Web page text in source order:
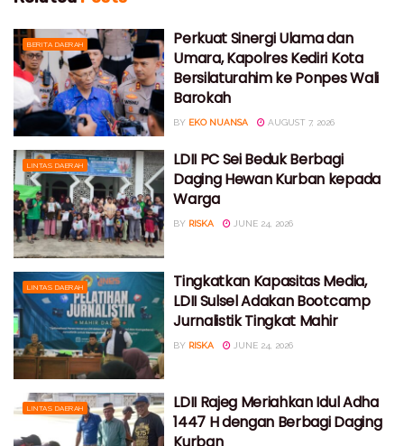
BERITA DAERAH
Perkuat Sinergi Ulama dan
Umara, Kapolres Kediri Kota
Bersilaturahim ke Ponpes Wali
Barokah
BY EKO NUANSA AUGUST 7, 2026
LINTAS DAERAH
LDII PC Sei Beduk Berbagi
Daging Hewan Kurban kepada
Warga
BY RISKA JUNE 24, 2026
LINTAS DAERAH
Tingkatkan Kapasitas Media,
LDII Sulsel Adakan Bootcamp
Jurnalistik Tingkat Mahir
BY RISKA JUNE 24, 2026
LINTAS DAERAH
LDII Rajeg Meriahkan Idul Adha
1447 H dengan Berbagi Daging